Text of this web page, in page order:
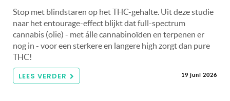
Stop met blindstaren op het THC-gehalte. Uit deze studie
naar het entourage-effect blijkt dat full-spectrum
cannabis (olie) - met álle cannabinoïden en terpenen er
nog in - voor een sterkere en langere high zorgt dan pure
THC!
LEES VERDER 19 juni 2026